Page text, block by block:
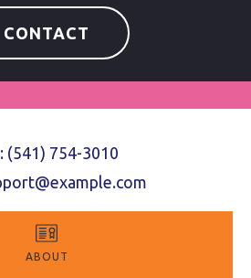
CONTACT
(541) 754-3010
ABOUT